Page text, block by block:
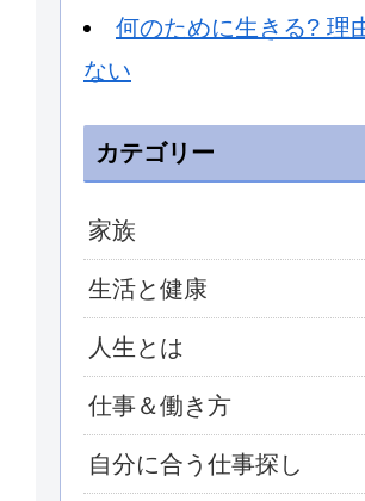
何のために生きる? 理
ない
カテゴリー
家族
生活と健康
人生とは
仕事＆働き方
自分に合う仕事探し